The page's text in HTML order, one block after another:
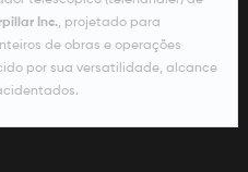
Inc., projetado para
de obras e operações
por sua versatilidade, alcance